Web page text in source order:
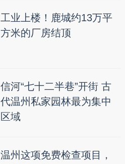
工业上楼！鹿城约13万平
方米的厂房结顶
信河“七十二半巷”开街 古
代温州私家园林最为集中
区域
温州这项免费检查项目，